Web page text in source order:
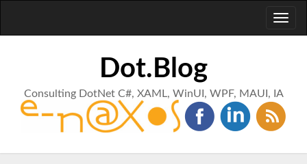
Dot.Blog
Consulting DotNet C#, XAML, WinUI, WPF, MAUI, IA